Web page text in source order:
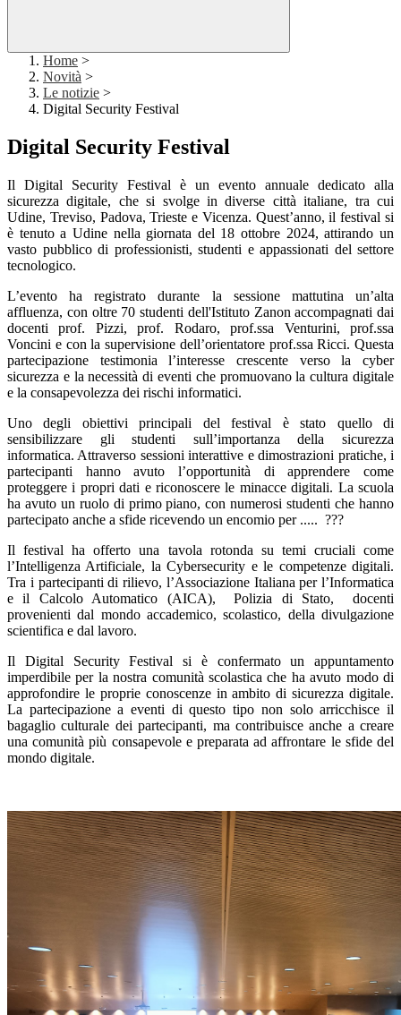
Home >
Novità >
Le notizie >
Digital Security Festival
Digital Security Festival
Il Digital Security Festival è un evento annuale dedicato alla
sicurezza digitale, che si svolge in diverse città italiane, tra cui
Udine, Treviso, Padova, Trieste e Vicenza. Quest’anno, il festival si
è tenuto a Udine nella giornata del 18 ottobre 2024, attirando un
vasto pubblico di professionisti, studenti e appassionati del settore
tecnologico.
L’evento ha registrato durante la sessione mattutina un’alta
affluenza, con oltre 70 studenti dell'Istituto Zanon accompagnati dai
docenti prof. Pizzi, prof. Rodaro, prof.ssa Venturini, prof.ssa
Voncini e con la supervisione dell’orientatore prof.ssa Ricci. Questa
partecipazione testimonia l’interesse crescente verso la cyber
sicurezza e la necessità di eventi che promuovano la cultura digitale
e la consapevolezza dei rischi informatici.
Uno degli obiettivi principali del festival è stato quello di
sensibilizzare gli studenti sull’importanza della sicurezza
informatica. Attraverso sessioni interattive e dimostrazioni pratiche, i
partecipanti hanno avuto l’opportunità di apprendere come
proteggere i propri dati e riconoscere le minacce digitali. La scuola
ha avuto un ruolo di primo piano, con numerosi studenti che hanno
partecipato anche a sfide ricevendo un encomio per ..... ???
Il festival ha offerto una tavola rotonda su temi cruciali come
l’Intelligenza Artificiale, la Cybersecurity e le competenze digitali.
Tra i partecipanti di rilievo, l’Associazione Italiana per l’Informatica
e il Calcolo Automatico (AICA), Polizia di Stato, docenti
provenienti dal mondo accademico, scolastico, della divulgazione
scientifica e dal lavoro.
Il Digital Security Festival si è confermato un appuntamento
imperdibile per la nostra comunità scolastica che ha avuto modo di
approfondire le proprie conoscenze in ambito di sicurezza digitale.
La partecipazione a eventi di questo tipo non solo arricchisce il
bagaglio culturale dei partecipanti, ma contribuisce anche a creare
una comunità più consapevole e preparata ad affrontare le sfide del
mondo digitale.